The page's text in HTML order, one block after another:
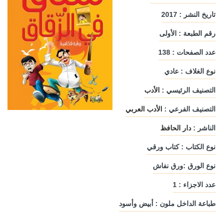
تاريخ النشر : 2017
رقم الطبعة : الأولى
عدد الصفحات : 138
نوع الغلاف : عادي
التصنيف الرئيسي : الأدب
التصنيف الفرعي : الأدب العربي
الناشر : دار الحافظ
نوع الكتاب : كتاب ورقي
نوع الورق :ورق نفاش
عدد الاجزاء : 1
طباعة الداخل ملون : أبيض وأسود